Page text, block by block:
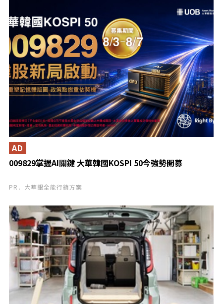
009829掌握AI關鍵 大華韓國KOSPI 50今強勢開募
AD
PR．大華銀全能行銷方案